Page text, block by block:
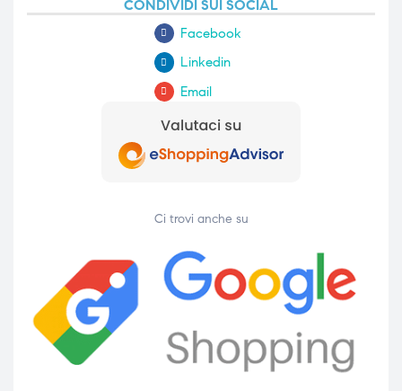
CONDIVIDI SUI SOCIAL
Facebook
Linkedin
Email
Ci trovi anche su